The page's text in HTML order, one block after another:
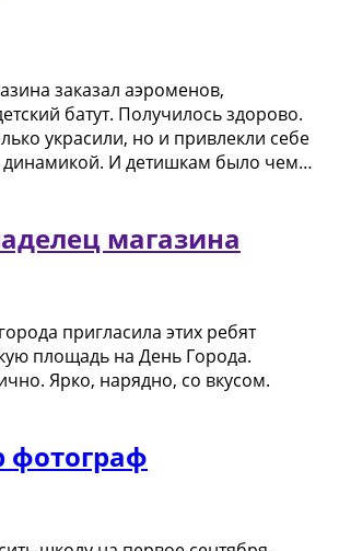
заказал аэроменов,
батут. Получилось здорово.
украсили, но и привлекли себе
динамикой. И детишкам было чем…
магазина
пригласила этих ребят
площадь на День Города.
Ярко, нарядно, со вкусом.
фотограф